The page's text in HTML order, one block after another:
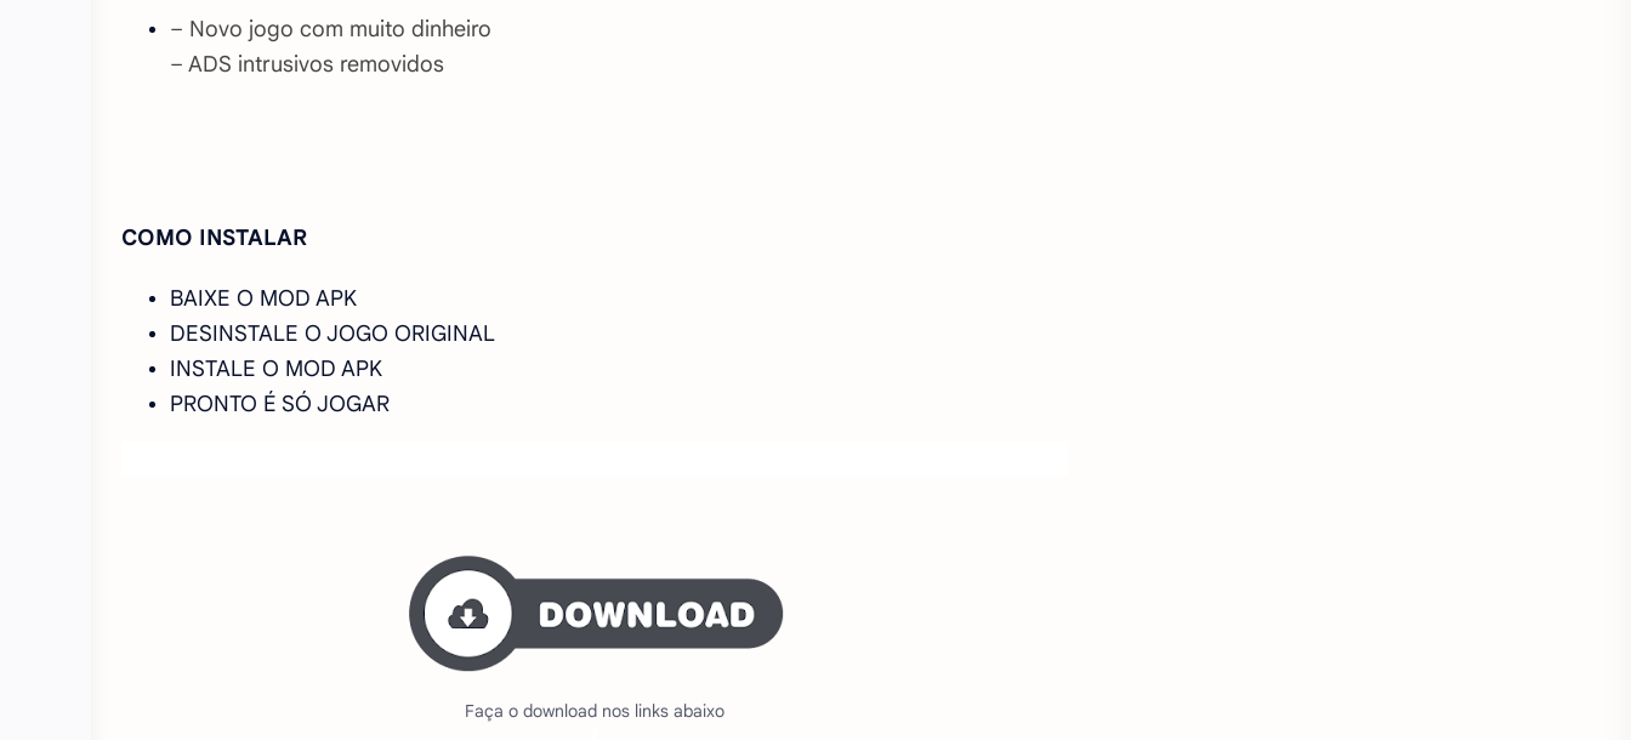
– Novo jogo com muito dinheiro
– ADS intrusivos removidos
COMO INSTALAR
BAIXE O MOD APK
DESINSTALE O JOGO ORIGINAL
INSTALE O MOD APK
PRONTO É SÓ JOGAR
Faça o download nos links abaixo